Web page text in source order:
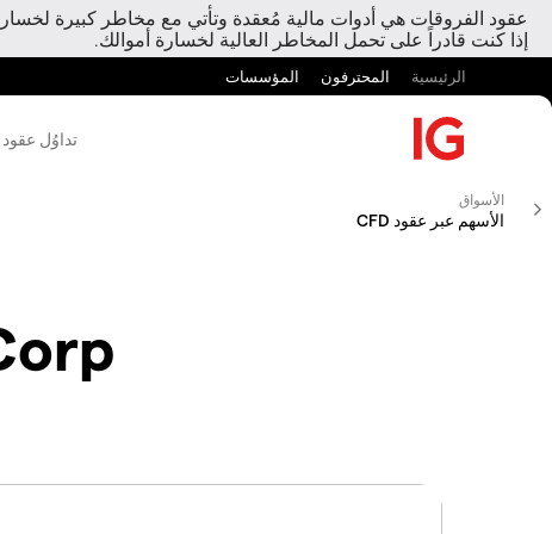
عقود الفروقات هي أدوات مالية مُعقدة وتأتي مع مخاطر كبيرة
إذا كنت قادراً على تحمل المخاطر العالية لخسارة أموالك.
الرئيسية المحترفون المؤسسات
تداوُل
الأسواق
الأسهم عبر عقود CFD